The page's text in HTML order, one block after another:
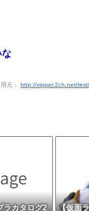
な
元： http://vipper.2ch.net/
ラカタログ2 【仮面